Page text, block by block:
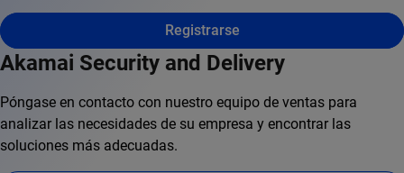
Registrarse
Akamai Security and Delivery
Póngase en contacto con nuestro equipo de ventas para
analizar las necesidades de su empresa y encontrar las
soluciones más adecuadas.